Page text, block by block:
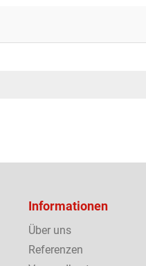
Informationen
Über uns
Referenzen